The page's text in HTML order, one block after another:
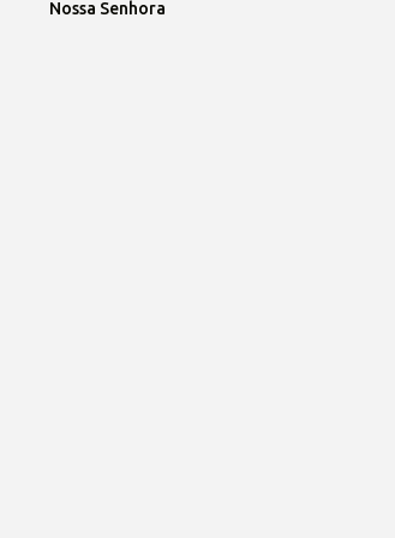
Nossa Senhora